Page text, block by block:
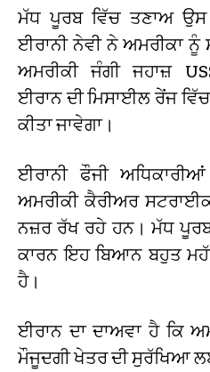
ਮੱਧ ਪੂਰਬ ਵਿੱਚ ਤਣਾਅ
ਈਰਾਨੀ ਨੇਵੀ ਨੇ ਅਮਰੀਕਾ ਨੂੰ
ਅਮਰੀਕੀ ਜੰਗੀ ਜਹਾਜ਼
ਈਰਾਨ ਦੀ ਮਿਸਾਈਲ ਰੇਂਜ
ਕੀਤਾ ਜਾਵੇਗਾ।
ਈਰਾਨੀ ਫੌਜੀ
ਅਮਰੀਕੀ ਕੈਰੀਅਰ
ਨਜ਼ਰ ਰੱਖ ਰਹੇ ਹਨ। ਮੱਧ
ਕਾਰਨ ਇਹ ਬਿਆਨ ਬਹੁਤ
ਹੈ।
ਈਰਾਨ ਦਾ ਦਾਅਵਾ ਹੈ ਕਿ
ਮੌਜੂਦਗੀ ਖੇਤਰ ਦੀ ਸੁਰੱਖਿਆ